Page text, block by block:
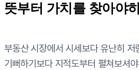
뜻부터 가치를 찾아야
부동산 시장에서 시세보다 유난히 저
기뻐하기보다 지적도부터 펼쳐보셔